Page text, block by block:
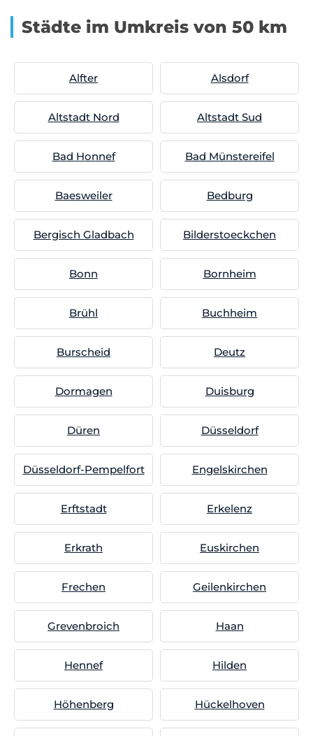
Städte im Umkreis von 50 km
Alfter Alsdorf
Altstadt Nord Altstadt Sud
Bad Honnef Bad Münstereifel
Baesweiler Bedburg
Bergisch Gladbach Bilderstoeckchen
Bonn Bornheim
Brühl Buchheim
Burscheid Deutz
Dormagen Duisburg
Düren Düsseldorf
Düsseldorf-Pempelfort Engelskirchen
Erftstadt Erkelenz
Erkrath Euskirchen
Frechen Geilenkirchen
Grevenbroich Haan
Hennef Hilden
Höhenberg Hückelhoven